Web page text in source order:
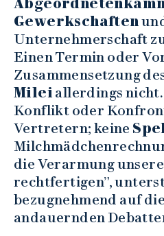
Gewerkschaften
Unternehmerschaft
Einen Termin oder
Zusammensetzung
Mileiallerdings
Konflikt oder
Vertretern; keine
die Verarmung
rechtfertigen”,
bezugnehmend auf
andauernden